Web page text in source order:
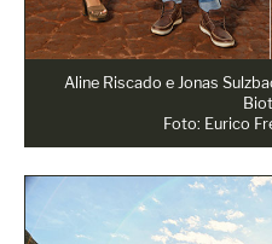
Aline Riscado e Jonas
Foto: Eurico